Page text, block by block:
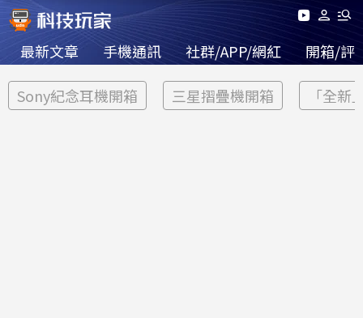
最新文章 手機通訊 社群/APP/網紅 開箱/評
Sony紀念耳機開箱 三星摺疊機開箱 「全新